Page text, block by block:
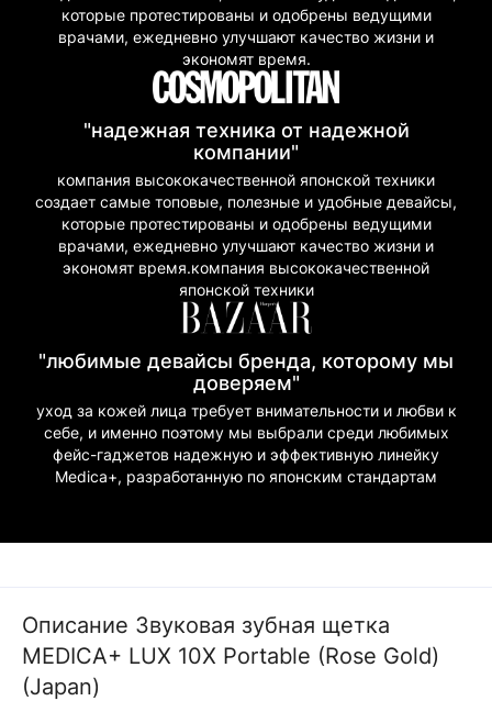
которые протестированы и одобрены ведущими
врачами, ежедневно улучшают качество жизни и
экономят время.
"надежная техника от надежной
компании"
компания высококачественной японской техники
создает самые топовые, полезные и удобные девайсы,
которые протестированы и одобрены ведущими
врачами, ежедневно улучшают качество жизни и
экономят время.компания высококачественной
японской техники
"любимые девайсы бренда, которому мы
доверяем"
уход за кожей лица требует внимательности и любви к
себе, и именно поэтому мы выбрали среди любимых
фейс-гаджетов надежную и эффективную линейку
Medica+, разработанную по японским стандартам
Описание Звуковая зубная щетка
MEDICA+ LUX 10Х Portable (Rose Gold)
(Japan)